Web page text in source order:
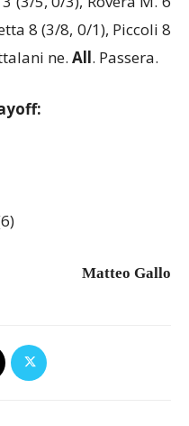
8 (3/8, 0/1), Piccoli 8
ne. All. Passera.
Matteo Gallo